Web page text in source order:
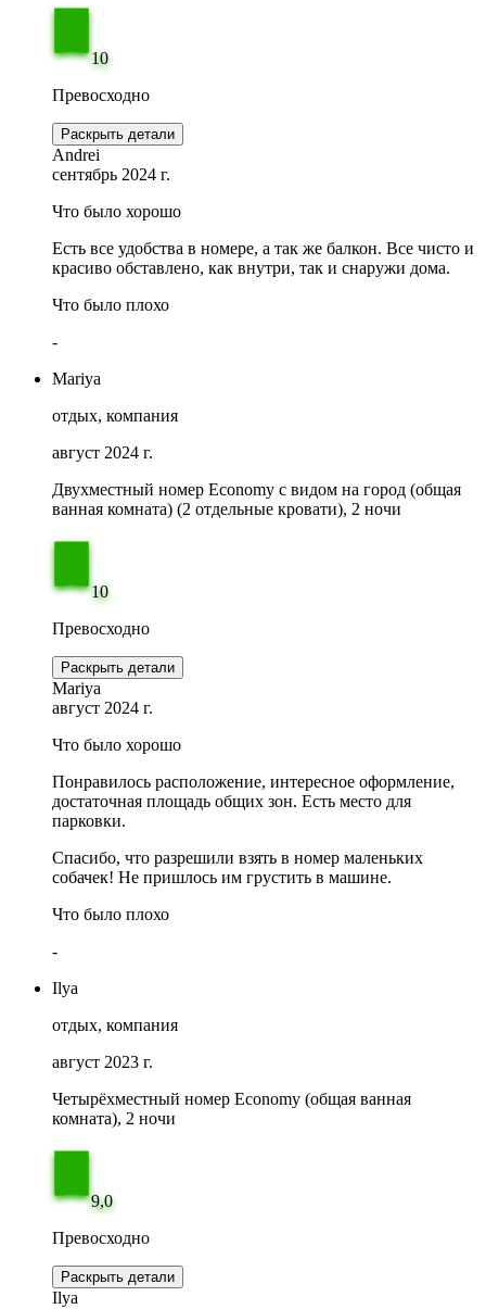
10
Превосходно
Раскрыть детали
Andrei
сентябрь 2024 г.
Что было хорошо
Есть все удобства в номере, а так же балкон. Все чисто и
красиво обставлено, как внутри, так и снаружи дома.
Что было плохо
-
Mariya
отдых, компания
август 2024 г.
Двухместный номер Economy с видом на город (общая
ванная комната) (2 отдельные кровати), 2 ночи
10
Превосходно
Раскрыть детали
Mariya
август 2024 г.
Что было хорошо
Понравилось расположение, интересное оформление,
достаточная площадь общих зон. Есть место для
парковки.
Спасибо, что разрешили взять в номер маленьких
собачек! Не пришлось им грустить в машине.
Что было плохо
-
Ilya
отдых, компания
август 2023 г.
Четырёхместный номер Economy (общая ванная
комната), 2 ночи
9,0
Превосходно
Раскрыть детали
Ilya